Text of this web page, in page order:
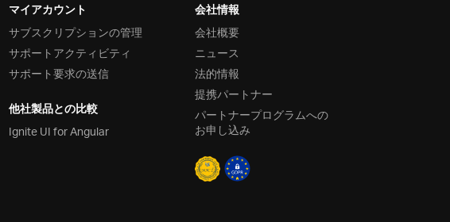
マイアカウント
サブスクリプションの管理
サポートアクティビティ
サポート要求の送信
他社製品との比較
Ignite UI for Angular
会社情報
会社概要
ニュース
法的情報
提携パートナー
パートナープログラムへの
お申し込み